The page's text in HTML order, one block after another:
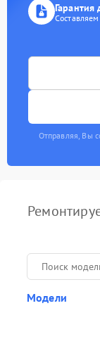
Гарантия
Отправляя, Вы
Модели